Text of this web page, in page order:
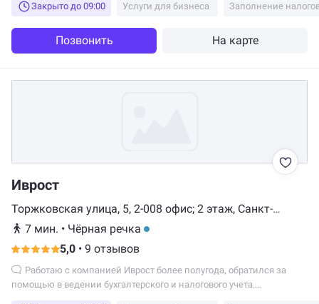
Закрыто до 09:00
Услуги для бизнеса Заполнение
Позвонить На карте
Иврост
Торжковская улица, 5, 2-008 офис; 2 этаж, Санкт-
Петербург
7 мин. • Чёрная речка
5,0 • 9 отзывов
помощью в ведении бухгалтерского и налогового учета.